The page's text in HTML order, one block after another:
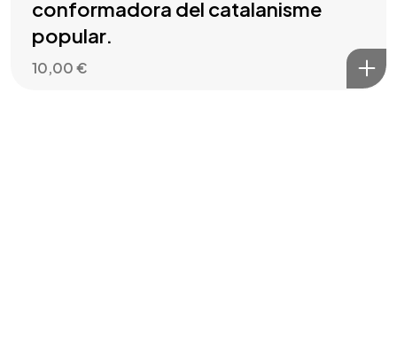
conformadora del catalanisme
popular.
10,00€